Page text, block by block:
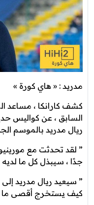
مدريد : « هاي كورة »
كشف كارانكا ، مساعد
السابق ، عن كواليس
ريال مدريد بالموسم
” لقد تحدثت مع
جدًا ، سيبذل كل ما لديه
” سيعيد ريال مدريد
كيف يستخرج أقصى ما